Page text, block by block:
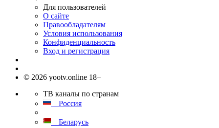
Для пользователей
О сайте
Правообладателям
Условия использования
Конфиденциальность
Вход и регистрация
© 2026 yootv.online 18+
ТВ каналы по странам
Россия
Беларусь